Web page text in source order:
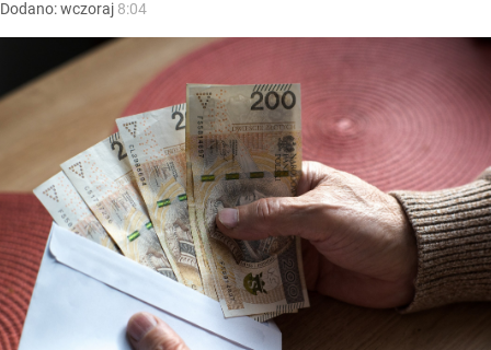
Dodano:wczoraj 8:04